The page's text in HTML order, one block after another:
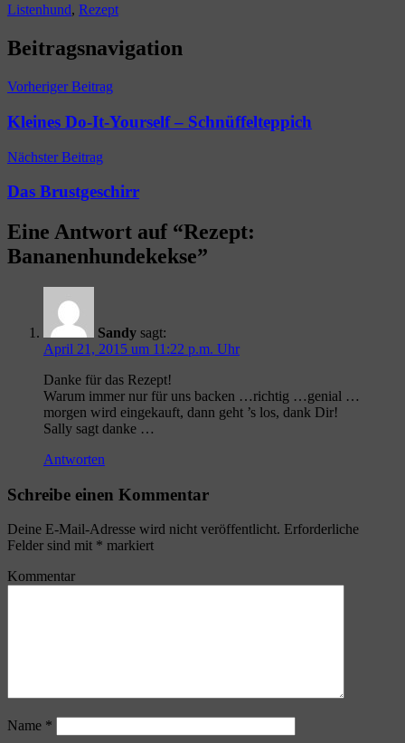
Listenhund, Rezept
Beitragsnavigation
Vorheriger Beitrag
Kleines Do-It-Yourself – Schnüffelteppich
Nächster Beitrag
Das Brustgeschirr
Eine Antwort auf “Rezept:
Bananenhundekekse”
Sandy sagt:
April 21, 2015 um 11:22 p.m. Uhr
Danke für das Rezept!
Warum immer nur für uns backen …richtig …genial …
morgen wird eingekauft, dann geht ’s los, dank Dir!
Sally sagt danke …
Antworten
Schreibe einen Kommentar
Deine E-Mail-Adresse wird nicht veröffentlicht. Erforderliche
Felder sind mit * markiert
Kommentar
Name *